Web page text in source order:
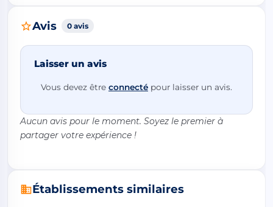
Avis 0 avis
Laisser un avis
Vous devez être connecté pour laisser un avis.
Aucun avis pour le moment. Soyez le premier à
partager votre expérience !
Établissements similaires